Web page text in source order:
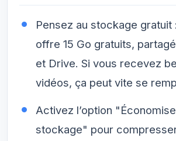
Pensez au stockage gratuit
offre 15 Go gratuits,
et Drive. Si vous recevez
vidéos, ça peut vite se
Activez l’option
stockage" pour